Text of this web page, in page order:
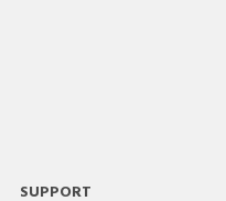
SUPPORT